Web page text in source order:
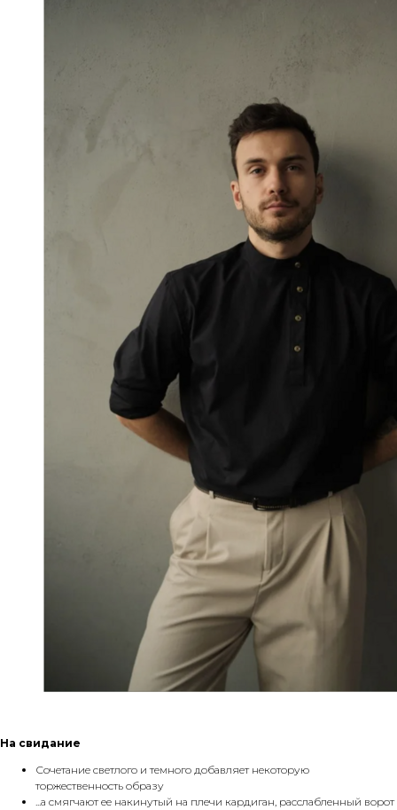
На свидание
Сочетание светлого и темного добавляет некоторую
торжественность образу
...а смягчают ее накинутый на плечи кардиган, расслабленный ворот